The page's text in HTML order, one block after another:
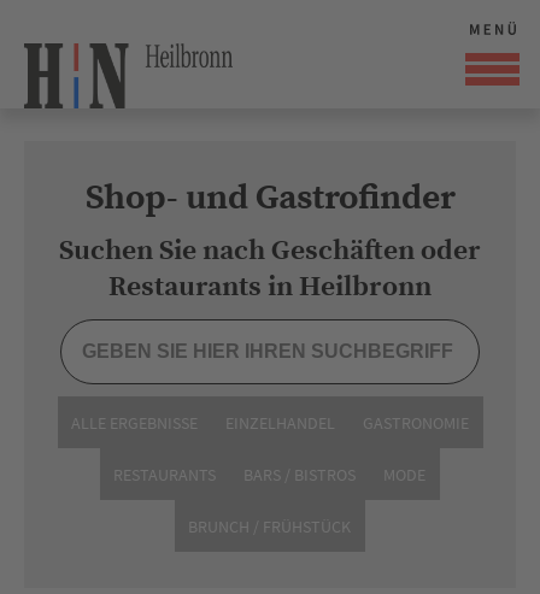
Shop- und Gastrofinder
Suchen Sie nach Geschäften oder
Restaurants in Heilbronn
ALLE ERGEBNISSE EINZELHANDEL GASTRONOMIE
RESTAURANTS BARS / BISTROS MODE
BRUNCH / FRÜHSTÜCK